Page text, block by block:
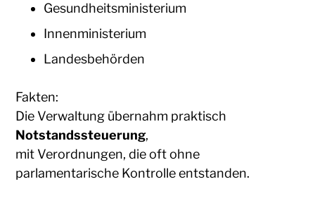
Gesundheitsministerium
Innenministerium
Landesbehörden
Fakten:
Die Verwaltung übernahm praktisch
Notstandssteuerung,
mit Verordnungen, die oft ohne
parlamentarische Kontrolle entstanden.